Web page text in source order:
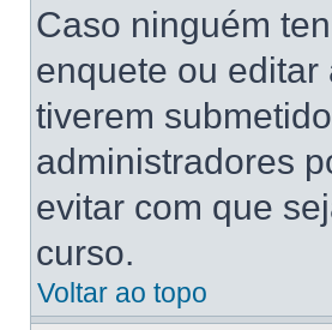
Caso ninguém
enquete ou
tiverem
administradores
evitar com que
curso.
Voltar ao topo